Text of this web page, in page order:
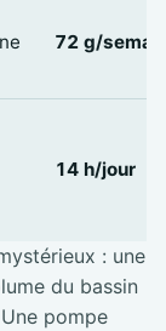
72 g/
14 h/jour
: une
du bassin
pompe